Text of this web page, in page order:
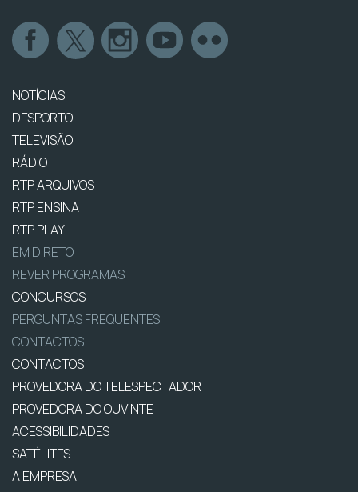
NOTÍCIAS
DESPORTO
TELEVISÃO
RÁDIO
RTP ARQUIVOS
RTP ENSINA
RTP PLAY
EM DIRETO
REVER PROGRAMAS
CONCURSOS
PERGUNTAS FREQUENTES
CONTACTOS
CONTACTOS
PROVEDORA DO TELESPECTADOR
PROVEDORA DO OUVINTE
ACESSIBILIDADES
SATÉLITES
A EMPRESA